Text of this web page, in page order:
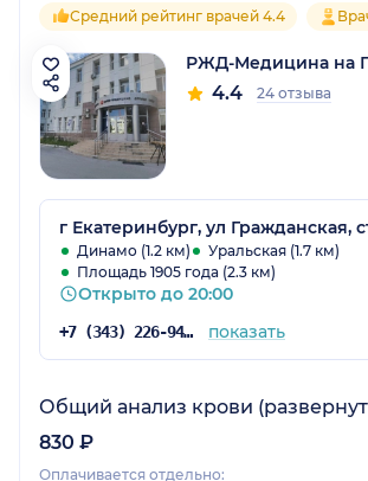
Средний рейтинг врачей 4.4
РЖД-Медицина на
4.4 24 отзыва
г Екатеринбург, ул Гражданская,
Динамо (1.2 км)
Уральская (1.7 км)
Площадь 1905 года (2.3 км)
Открыто до 20:00
+7 (343) 226-94-10 показать
Общий анализ крови
830 ₽
Оплачивается отдельно: